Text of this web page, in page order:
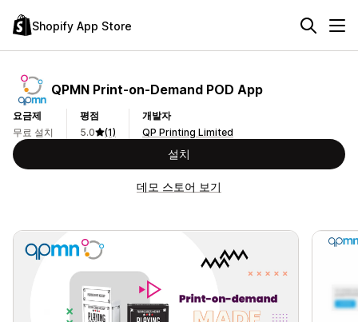
Shopify App Store
QPMN Print‑on‑Demand POD App
요금제
무료 설치
평점
5.0
(1)
개발자
QP Printing Limited
설치
데모 스토어 보기